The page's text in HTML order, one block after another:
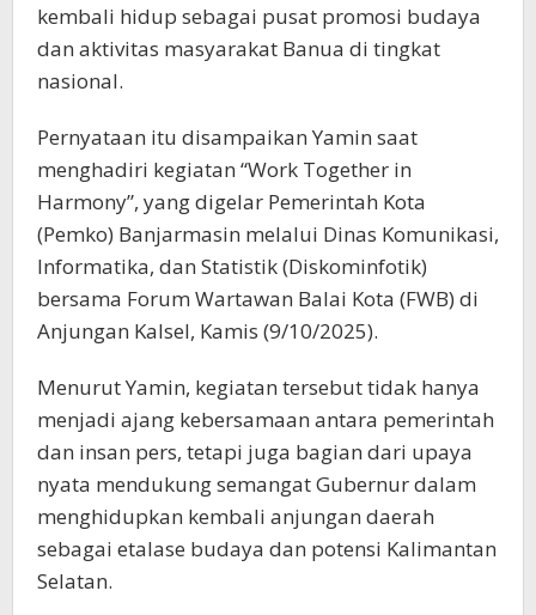
kembali hidup sebagai pusat promosi budaya
dan aktivitas masyarakat Banua di tingkat
nasional.
Pernyataan itu disampaikan Yamin saat
menghadiri kegiatan “Work Together in
Harmony”, yang digelar Pemerintah Kota
(Pemko) Banjarmasin melalui Dinas Komunikasi,
Informatika, dan Statistik (Diskominfotik)
bersama Forum Wartawan Balai Kota (FWB) di
Anjungan Kalsel, Kamis (9/10/2025).
Menurut Yamin, kegiatan tersebut tidak hanya
menjadi ajang kebersamaan antara pemerintah
dan insan pers, tetapi juga bagian dari upaya
nyata mendukung semangat Gubernur dalam
menghidupkan kembali anjungan daerah
sebagai etalase budaya dan potensi Kalimantan
Selatan.